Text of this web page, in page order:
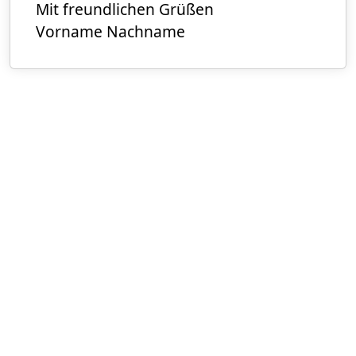
Mit freundlichen Grüßen
Vorname Nachname